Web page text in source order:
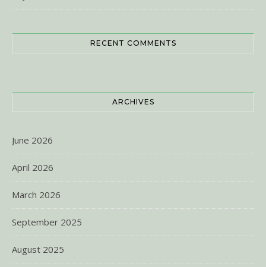
RECENT COMMENTS
ARCHIVES
June 2026
April 2026
March 2026
September 2025
August 2025